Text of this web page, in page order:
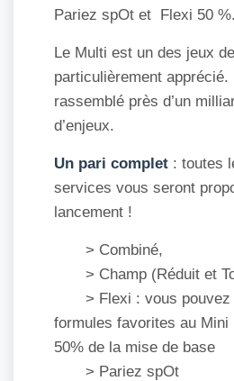
Pariez spOt et Flexi 50 %.
Le Multi est un des jeux
particulièrement apprécié.
rassemblé près d’un
d’enjeux.
Un pari complet : toutes
services vous seront
lancement !
> Combiné,
> Champ (Réduit et
> Flexi : vous pouvez
formules favorites au Mini
50% de la mise de base
> Pariez spOt